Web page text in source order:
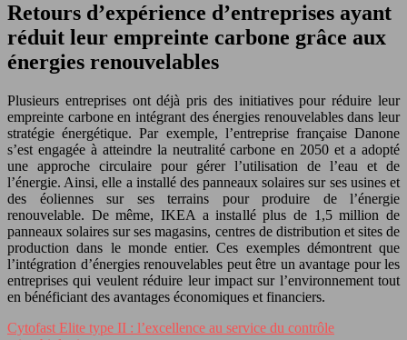
Retours d’expérience d’entreprises ayant
réduit leur empreinte carbone grâce aux
énergies renouvelables
Plusieurs entreprises ont déjà pris des initiatives pour réduire leur
empreinte carbone en intégrant des énergies renouvelables dans leur
stratégie énergétique. Par exemple, l’entreprise française Danone
s’est engagée à atteindre la neutralité carbone en 2050 et a adopté
une approche circulaire pour gérer l’utilisation de l’eau et de
l’énergie. Ainsi, elle a installé des panneaux solaires sur ses usines et
des éoliennes sur ses terrains pour produire de l’énergie
renouvelable. De même, IKEA a installé plus de 1,5 million de
panneaux solaires sur ses magasins, centres de distribution et sites de
production dans le monde entier. Ces exemples démontrent que
l’intégration d’énergies renouvelables peut être un avantage pour les
entreprises qui veulent réduire leur impact sur l’environnement tout
en bénéficiant des avantages économiques et financiers.
Cytofast Elite type II : l’excellence au service du contrôle